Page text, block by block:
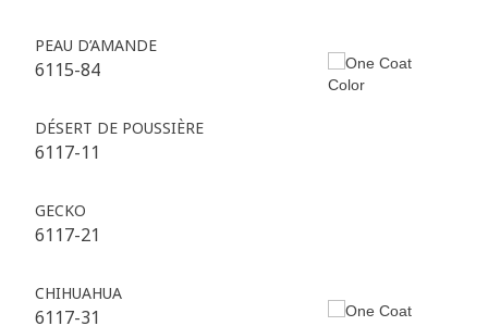
PEAU D’AMANDE
6115-84
DÉSERT DE POUSSIÈRE
6117-11
GECKO
6117-21
CHIHUAHUA
6117-31